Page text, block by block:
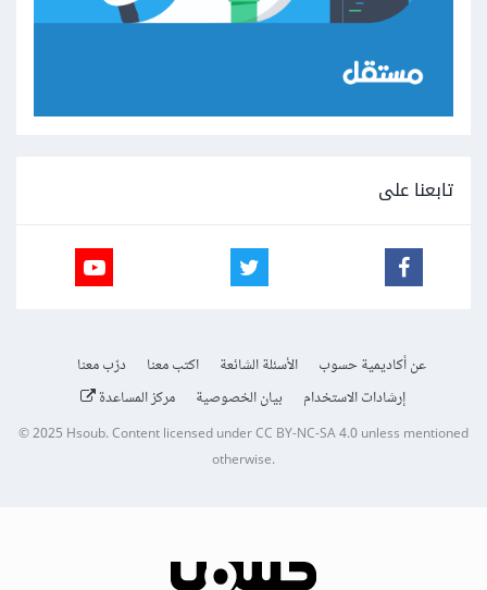
تابعنا على
عن أكاديمية حسوب الأسئلة الشائعة اكتب معنا
درّب معنا
إرشادات الاستخدام
بيان الخصوصية مركز المساعدة
© 2025Hsoub.Content licensed underCC BY-NC-SA 4.0unless mentioned
otherwise.